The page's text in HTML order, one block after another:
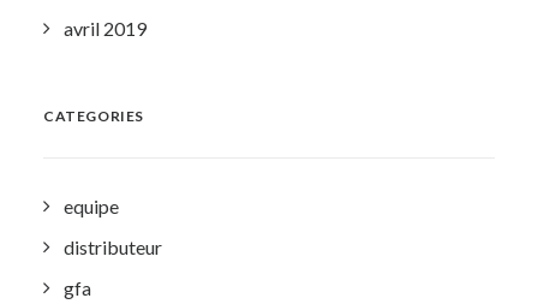
avril 2019
CATEGORIES
equipe
distributeur
gfa